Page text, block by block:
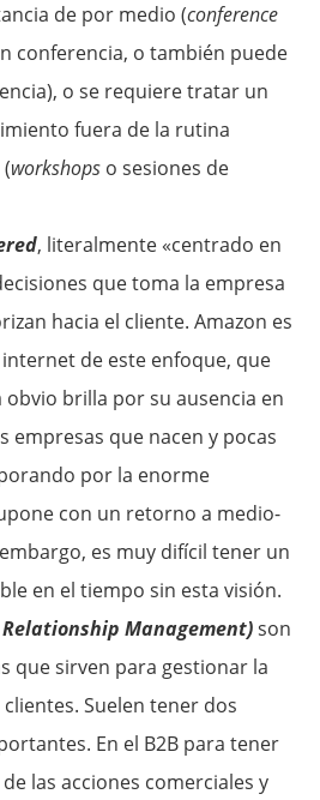
de por medio (conference
conferencia, o también puede
o se requiere tratar un
fuera de la rutina
workshops o sesiones de
, literalmente «centrado en
que toma la empresa
hacia el cliente. Amazon es
de este enfoque, que
obvio brilla por su ausencia en
empresas que nacen y pocas
por la enorme
con un retorno a medio-
es muy difícil tener un
en el tiempo sin esta visión.
Relationship Management)son
que sirven para gestionar la
Suelen tener dos
En el B2B para tener
las acciones comerciales y